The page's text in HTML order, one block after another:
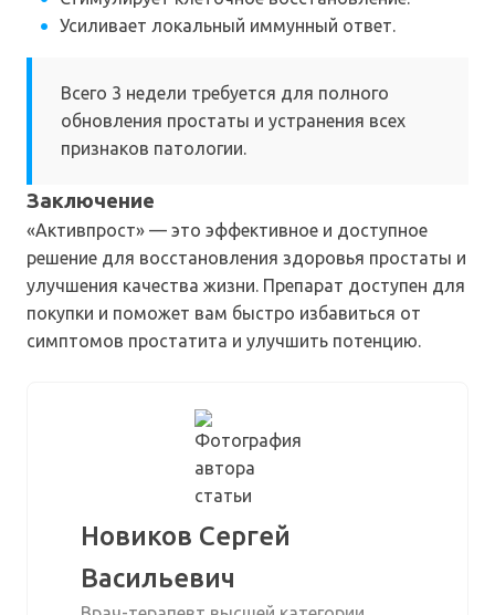
Усиливает локальный иммунный ответ.
Всего 3 недели требуется для полного
обновления простаты и устранения всех
признаков патологии.
Заключение
«Активпрост» — это эффективное и доступное
решение для восстановления здоровья простаты и
улучшения качества жизни. Препарат доступен для
покупки и поможет вам быстро избавиться от
симптомов простатита и улучшить потенцию.
Новиков Сергей
Васильевич